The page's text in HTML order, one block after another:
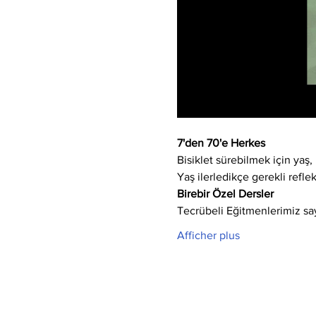
7'den 70'e Herkes
Bisiklet sürebilmek için
Yaş ilerledikçe gerekli
Birebir Özel Dersler
Tecrübeli Eğitmenlerimiz
Afficher plus